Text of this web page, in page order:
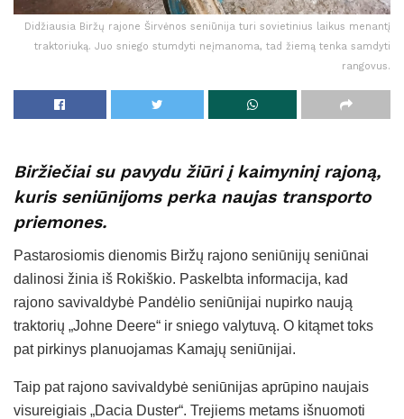
Didžiausia Biržų rajone Širvėnos seniūnija turi sovietinius laikus menantį
traktoriuką. Juo sniego stumdyti neįmanoma, tad žiemą tenka samdyti
rangovus.
Biržiečiai su pavydu žiūri į kaimyninį rajoną,
kuris seniūnijoms perka naujas transporto
priemones.
Pastarosiomis dienomis Biržų rajono seniūnijų seniūnai
dalinosi žinia iš Rokiškio. Paskelbta informacija, kad
rajono savivaldybė Pandėlio seniūnijai nupirko naują
traktorių „Johne Deere“ ir sniego valytuvą. O kitąmet toks
pat pirkinys planuojamas Kamajų seniūnijai.
Taip pat rajono savivaldybė seniūnijas aprūpino naujais
visureigiais „Dacia Duster“. Trejiems metams išnuomoti